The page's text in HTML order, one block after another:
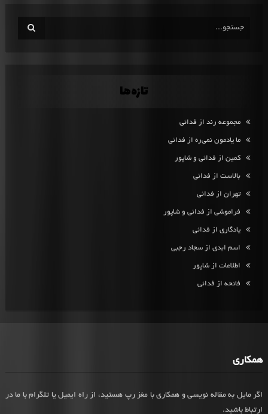
تازه‌ها
مجموعه رند از فدائی
ما یادمون نمی‌ره از فدائی
کمین از فدائی و شاپور
بالاست از فدائی
تهران از فدائی
فراموشی از فدائی و شاپور
یادگاری از فدائی
اسم ابدی از سجاد رجبی
اطلاعات از شاپور
فاتحه از فدائی
همکاری
اگر مایل به مقاله نویسی و همکاری با مغز رپ هستید، از راه ایمیل یا تلگرام با ما در
ارتباط باشید.